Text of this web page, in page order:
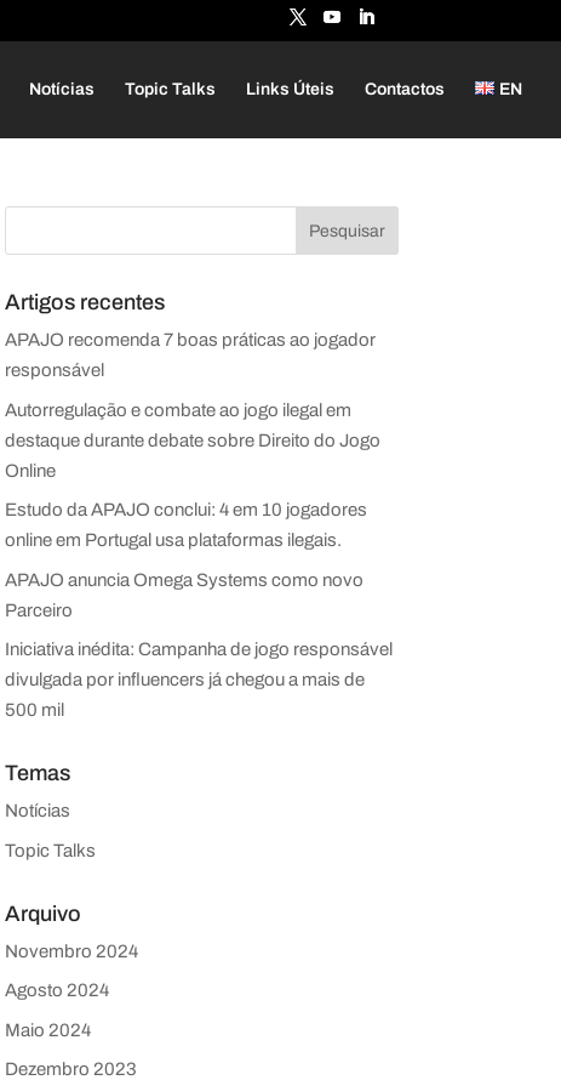
Notícias Topic Talks Links Úteis Contactos EN
Artigos recentes
APAJO recomenda 7 boas práticas ao jogador
responsável
Autorregulação e combate ao jogo ilegal em
destaque durante debate sobre Direito do Jogo
Online
Estudo da APAJO conclui: 4 em 10 jogadores
online em Portugal usa plataformas ilegais.
APAJO anuncia Omega Systems como novo
Parceiro
Iniciativa inédita: Campanha de jogo responsável
divulgada por influencers já chegou a mais de
500 mil
Temas
Notícias
Topic Talks
Arquivo
Novembro 2024
Agosto 2024
Maio 2024
Dezembro 2023